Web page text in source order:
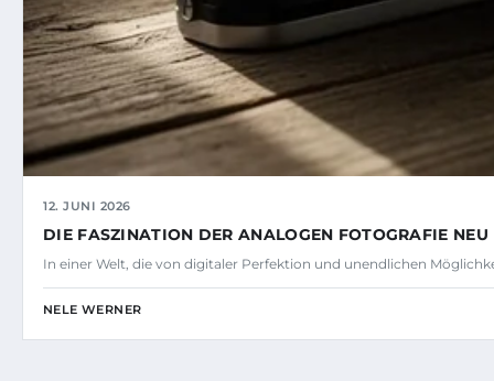
12. JUNI 2026
DIE FASZINATION DER ANALOGEN FOTOGRAFIE NEU
In einer Welt, die von digitaler Perfektion und unendlichen
NELE WERNER